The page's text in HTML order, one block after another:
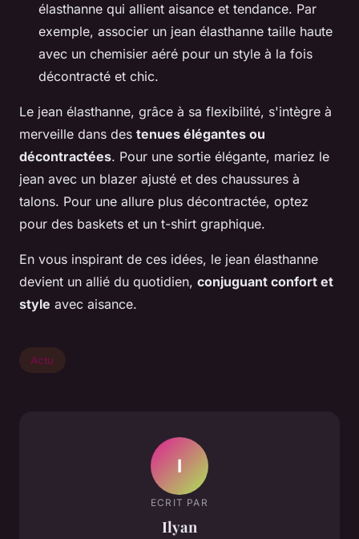
élasthanne qui allient aisance et tendance. Par
exemple, associer un jean élasthanne taille haute
avec un chemisier aéré pour un style à la fois
décontracté et chic.
Le jean élasthanne, grâce à sa flexibilité, s'intègre à
merveille dans des tenues élégantes ou
décontractées. Pour une sortie élégante, mariez le
jean avec un blazer ajusté et des chaussures à
talons. Pour une allure plus décontractée, optez
pour des baskets et un t-shirt graphique.
En vous inspirant de ces idées, le jean élasthanne
devient un allié du quotidien, conjuguant confort et
style avec aisance.
Actu
I
ECRIT PAR
Ilyan